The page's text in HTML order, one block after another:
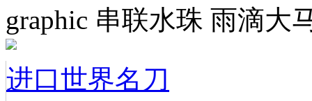
graphic 串联水珠 雨滴大
进口世界名刀